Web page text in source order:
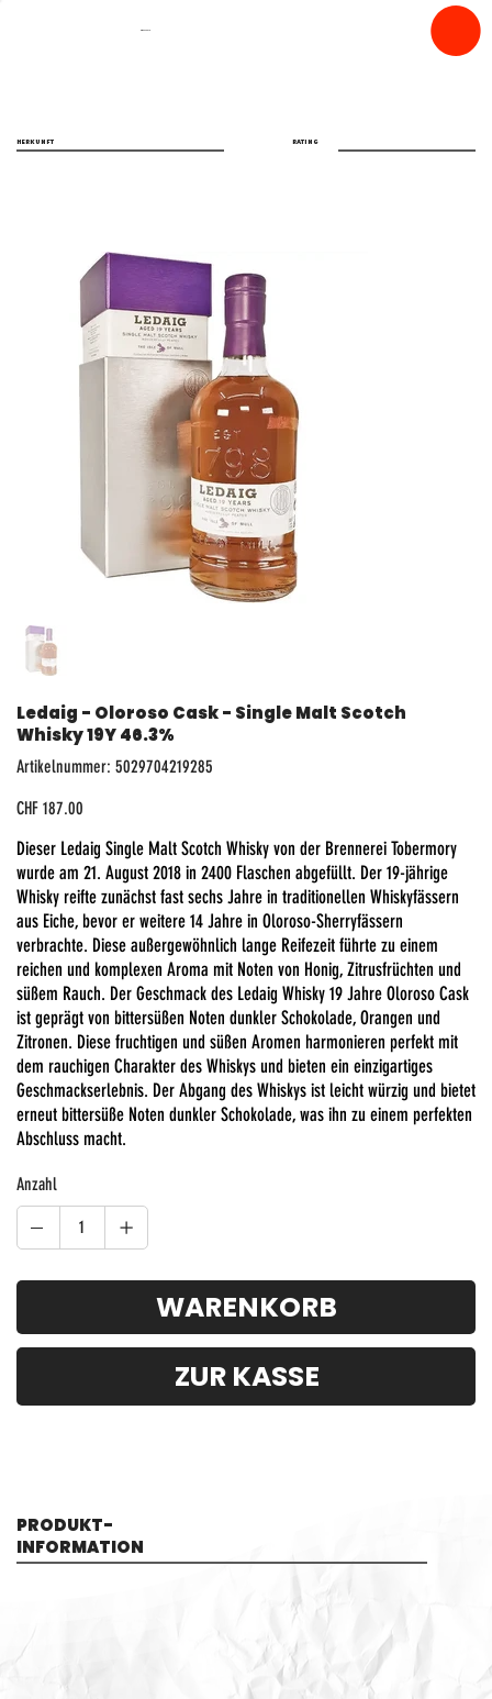
spiritfly
Ledaig - Oloroso Cask - Single Malt Scotch
Whisky 19Y 46.3%
Artikelnummer: Artikelnummer:
5029704219285
5029704219285
Preis
CHF 187.00
Dieser Ledaig Single Malt Scotch Whisky von der Brennerei Tobermory
wurde am 21. August 2018 in 2400 Flaschen abgefüllt. Der 19-jährige
Whisky reifte zunächst fast sechs Jahre in traditionellen Whiskyfässern
aus Eiche, bevor er weitere 14 Jahre in Oloroso-Sherryfässern
verbrachte. Diese außergewöhnlich lange Reifezeit führte zu einem
reichen und komplexen Aroma mit Noten von Honig, Zitrusfrüchten und
süßem Rauch. Der Geschmack des Ledaig Whisky 19 Jahre Oloroso Cask
ist geprägt von bittersüßen Noten dunkler Schokolade, Orangen und
Zitronen. Diese fruchtigen und süßen Aromen harmonieren perfekt mit
dem rauchigen Charakter des Whiskys und bieten ein einzigartiges
Geschmackserlebnis. Der Abgang des Whiskys ist leicht würzig und bietet
erneut bittersüße Noten dunkler Schokolade, was ihn zu einem perfekten
Abschluss macht.
Anzahl
WARENKORB
ZUR KASSE
RATING
HERKUNFT
PRODUKT-
INFORMATION